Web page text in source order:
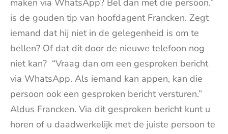
is de gouden tip van hoofdagent Francken. Zegt
iemand dat hij niet in de gelegenheid is om te
bellen? Of dat dit door de nieuwe telefoon nog
niet kan? “Vraag dan om een gesproken bericht
via WhatsApp. Als iemand kan appen, kan die
persoon ook een gesproken bericht versturen.”
Aldus Francken. Via dit gesproken bericht kunt u
horen of u daadwerkelijk met de juiste persoon te